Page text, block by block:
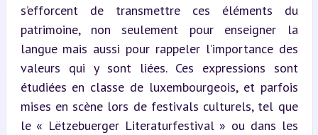
s’efforcent de transmettre ces éléments du
patrimoine, non seulement pour enseigner la
langue mais aussi pour rappeler l’importance des
valeurs qui y sont liées. Ces expressions sont
étudiées en classe de luxembourgeois, et parfois
mises en scène lors de festivals culturels, tel que
le « Lëtzebuerger Literaturfestival » ou dans les